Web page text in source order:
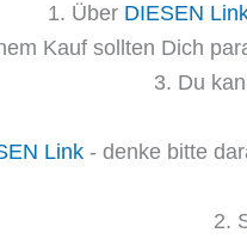
1. Über DIESEN
Kauf sollten Dich
3. Du
Link- denke bitte
2.